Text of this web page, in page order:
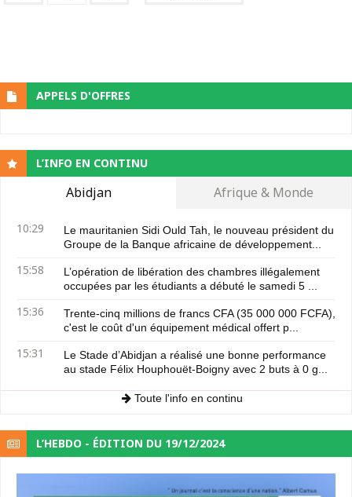
APPELS D'OFFRES
L’INFO EN CONTINU
Abidjan Afrique & Monde
10:29
Le mauritanien Sidi Ould Tah, le nouveau président du
Groupe de la Banque africaine de développement...
15:58
L’opération de libération des chambres illégalement
occupées par les étudiants a débuté le samedi 5 ...
15:36
Trente-cinq millions de francs CFA (35 000 000 FCFA),
c'est le coût d'un équipement médical offert p...
15:31
Le Stade d’Abidjan a réalisé une bonne performance
au stade Félix Houphouët-Boigny avec 2 buts à 0 g...
Toute l'info en continu
L’HEBDO - ÉDITION DU 19/12/2024